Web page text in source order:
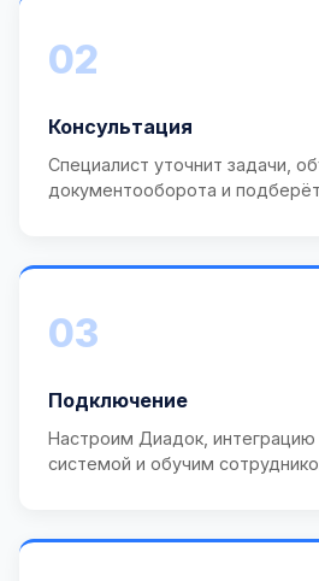
02
Консультация
Специалист уточнит задачи,
документооборота и
03
Подключение
Настроим Диадок, интеграцию
системой и обучим